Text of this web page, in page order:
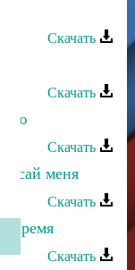
Скачать
Скачать
Скачать
меня
Скачать
время
Скачать